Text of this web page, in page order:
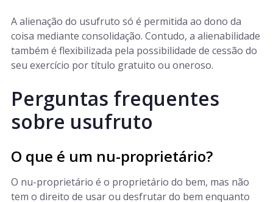
A alienação do usufruto só é permitida ao dono da
coisa mediante consolidação. Contudo, a alienabilidade
também é flexibilizada pela possibilidade de cessão do
seu exercício por título gratuito ou oneroso.
Perguntas frequentes
sobre usufruto
O que é um nu-proprietário?
O nu-proprietário é o proprietário do bem, mas não
tem o direito de usar ou desfrutar do bem enquanto